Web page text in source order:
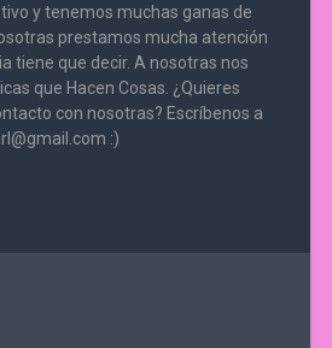
y tenemos muchas ganas de
prestamos mucha atención
tiene que decir. A nosotras nos
que Hacen Cosas. ¿Quieres
con nosotras? Escríbenos a
:)